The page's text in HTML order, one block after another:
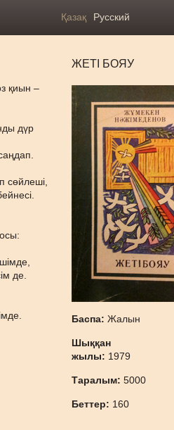
Қазақ Русский
қиын –
дүр
сөйлеші,
де.
ЖЕТІ БОЯУ
Баспа:Жалын
Шыққан
жылы: 1979
Таралым:5000
Беттер: 160